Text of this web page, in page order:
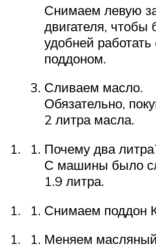
Снимаем левую
двигателя, чтобы
удобней работать
поддоном.
Сливаем масло.
Обязательно,
2 литра масла.
Почему два
С машины было
1.9 литра.
Снимаем поддон
Меняем